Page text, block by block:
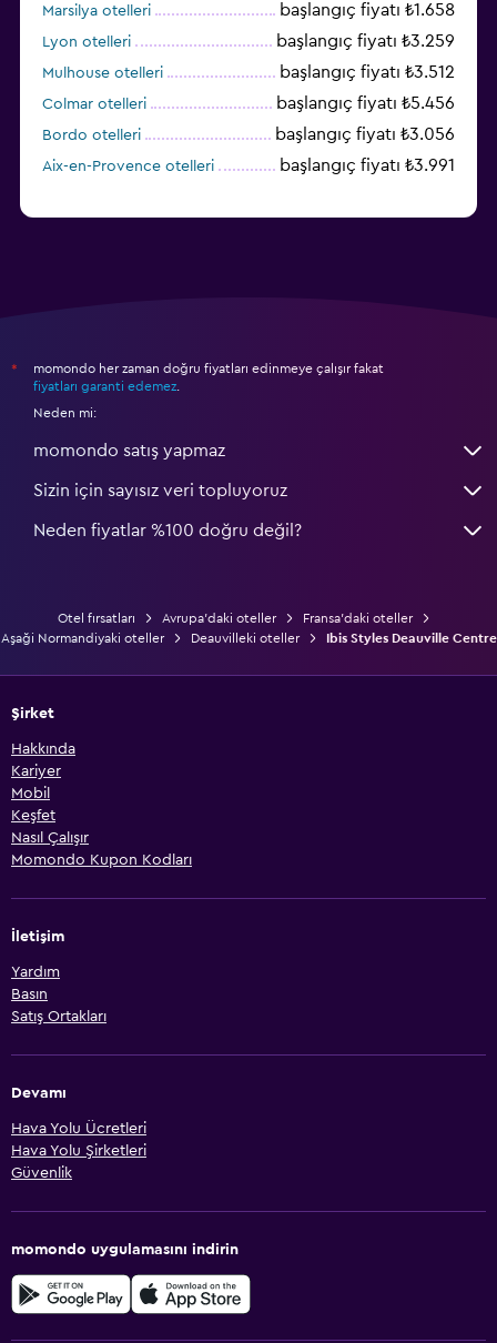
Marsilya otelleri başlangıç fiyatı ₺1.658
Lyon otelleri başlangıç fiyatı ₺3.259
Mulhouse otelleri başlangıç fiyatı ₺3.512
Colmar otelleri başlangıç fiyatı ₺5.456
Bordo otelleri başlangıç fiyatı ₺3.056
Aix-en-Provence otelleri başlangıç fiyatı ₺3.991
*
momondo her zaman doğru fiyatları edinmeye çalışır fakat
fiyatları garanti edemez
Neden mi:
momondo satış yapmaz
Sizin için sayısız veri topluyoruz
Neden fiyatlar %100 doğru değil?
Otel fırsatları Avrupa'daki oteller
Fransa'daki oteller
Aşaği Normandiyaki oteller
Deauvilleki oteller Ibis Styles Deauville Centre
Şirket
Hakkında
Kariyer
Mobil
Keşfet
Nasıl Çalışır
Momondo Kupon Kodları
İletişim
Yardım
Basın
Satış Ortakları
Devamı
Hava Yolu Ücretleri
Hava Yolu Şirketleri
Güvenlik
momondo uygulamasını indirin